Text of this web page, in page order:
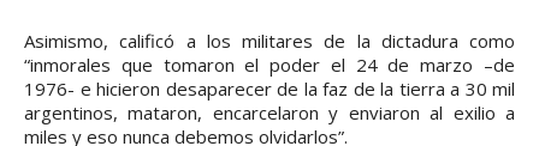
Asimismo, calificó a los militares de la dictadura como
“inmorales que tomaron el poder el 24 de marzo –de
1976- e hicieron desaparecer de la faz de la tierra a 30 mil
argentinos, mataron, encarcelaron y enviaron al exilio a
miles y eso nunca debemos olvidarlos”.